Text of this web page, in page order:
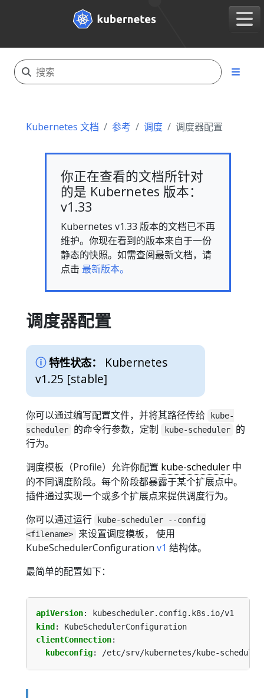
Kubernetes 文档 参考 调度 调度器配置
你正在查看的文档所针对
的是 Kubernetes 版本：
v1.33
Kubernetes v1.33 版本的文档已不再
维护。你现在看到的版本来自于一份
静态的快照。如需查阅最新文档，请
点击 最新版本。
调度器配置
特性状态：
Kubernetes
v1.25 [stable]
你可以通过编写配置文件，并将其路径传给
kube-
scheduler
的命令行参数，定制 kube-scheduler
的
行为。
调度模板（Profile）允许你配置 kube-scheduler 中
的不同调度阶段。每个阶段都暴露于某个扩展点中。
插件通过实现一个或多个扩展点来提供调度行为。
你可以通过运行
kube-scheduler --config
<filename>
来设置调度模板， 使用
KubeSchedulerConfiguration v1 结构体。
最简单的配置如下：
apiVersion:
kubescheduler.config.k8s.io/v1
kind:
KubeSchedulerConfiguration
clientConnection:
kubeconfig: /etc/srv/kubernetes/kube-